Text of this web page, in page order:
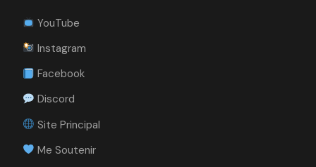
YouTube
Instagram
Facebook
Discord
Site Principal
Me Soutenir